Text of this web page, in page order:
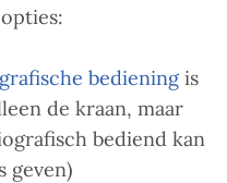
bediening is
de kraan, maar
bediend kan
geven)